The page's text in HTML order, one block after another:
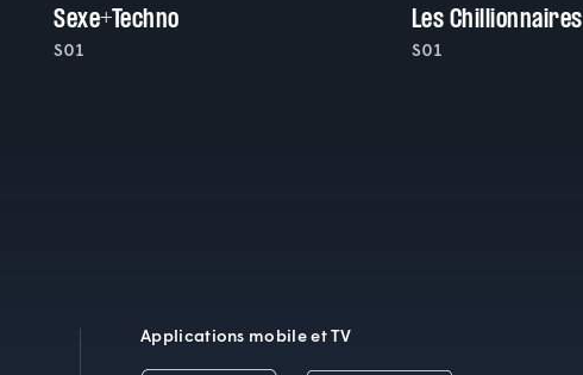
Sexe+Techno
S01
Les Chillionnaires
S01
Applications mobile et TV